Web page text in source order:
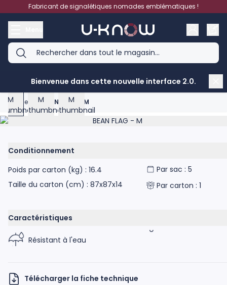
Aller au contenuFabricant de signalétiques nomades emblématiques !
Bienvenue dans cette nouvelle interface 2.0.
Accueil BEAN FLAG - M
Product image gallery - scroll to see more images
View larger image
View larger imageView larger image
Conditionnement
Poids par carton (kg) : 16.4
Taille du carton (cm) : 87x87x14
Par sac : 5
Par carton : 1
Caractéristiques
Résistant à l'eau
Télécharger la fiche technique